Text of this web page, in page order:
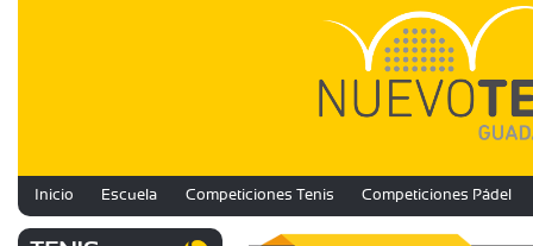
Inicio Escuela Competiciones Tenis Competiciones Pádel